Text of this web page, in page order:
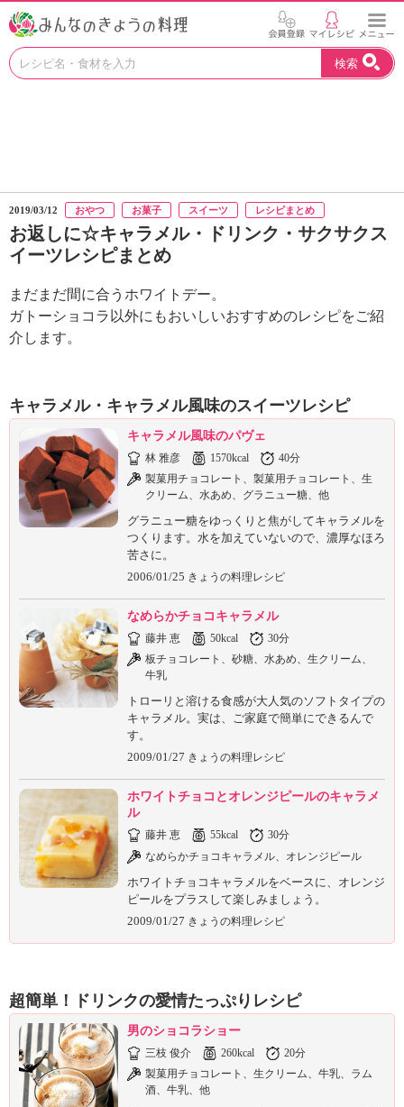
お
つ
け
。
N
ュ
ー
シ
ョ
ナ
ル
「
ん
な
の
き
ょ
料
理
検索
2019/03/12 おやつ お菓子 スイーツ レシピまとめ
お返しに☆キャラメル・ドリンク・サクサクス
イーツレシピまとめ
まだまだ間に合うホワイトデー。
ガトーショコラ以外にもおいしいおすすめのレシピをご紹
介します。
キャラメル・キャラメル風味のスイーツレシピ
キャラメル風味のパヴェ
林 雅彦 1570kcal
40分
製菓用チョコレート、製菓用チョコレート、生
クリーム、水あめ、グラニュー糖、他
グラニュー糖をゆっくりと焦がしてキャラメルを
つくります。水を加えていないので、濃厚なほろ
苦さに。
2006/01/25 きょうの料理レシピ
なめらかチョコキャラメル
藤井 恵 50kcal
30分
板チョコレート、砂糖、水あめ、生クリーム、
牛乳
トローリと溶ける食感が大人気のソフトタイプの
キャラメル。実は、ご家庭で簡単にできるんで
す。
2009/01/27 きょうの料理レシピ
ホワイトチョコとオレンジピールのキャラメ
ル
藤井 恵 55kcal
30分
なめらかチョコキャラメル、オレンジピール
ホワイトチョコキャラメルをベースに、オレンジ
ピールをプラスして楽しみましょう。
2009/01/27 きょうの料理レシピ
超簡単！ドリンクの愛情たっぷりレシピ
男のショコラショー
三枝 俊介 260kcal
20分
製菓用チョコレート、生クリーム、牛乳、ラム
酒、牛乳、他